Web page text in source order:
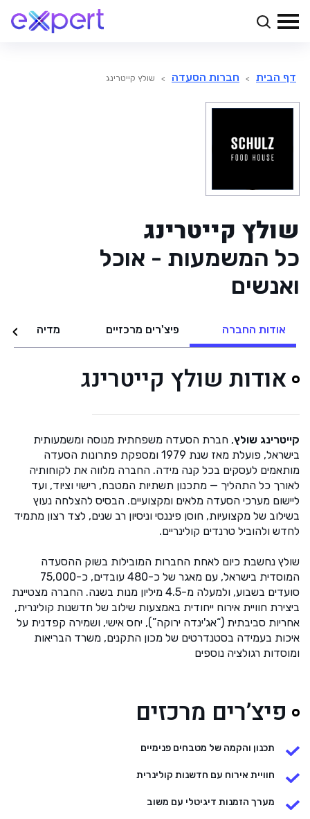
דף הבית > חברות הסעדה > שולץ קייטרינג
שולץ קייטרינג
כל המשמעות - אוכל
ואנשים
אודות החברה פיצ'רים מרכזיים מדיה
אודות שולץ קייטרינג
קייטרינג שולץ, חברת הסעדה משפחתית מנוסה ומשמעותית
בישראל, פועלת מאז שנת 1979 ומספקת פתרונות הסעדה
מותאמים לעסקים בכל קנה מידה. החברה מלווה את לקוחותיה
לאורך כל התהליך — מתכנון תשתיות המטבח, רישוי וציוד, ועד
ליישום מערכי הסעדה מלאים ומקצועיים. הבסיס להצלחה נעוץ
בשילוב של מקצועיות, חוסן פיננסי וניסיון רב שנים, לצד רצון מתמיד
לחדש ולהוביל טרנדים קולינריים.
שולץ נחשבת כיום לאחת החברות המובילות בשוק ההסעדה
המוסדית בישראל, עם מאגר של כ-480 עובדים, כ-75,000
סועדים בשבוע, ולמעלה מ-4.5 מיליון מנות בשנה. החברה מצטיינת
ביצירת חוויית אירוח ייחודית באמצעות שילוב של חדשנות קולינרית,
אחריות סביבתית (“אג'ינדה ירוקה”), יחס אישי, ושמירה קפדנית על
איכות בעמידה בסטנדרטים של מכון התקנים, משרד הבריאות
ומוסדות רגולציה נוספים
פיצ’רים מרכזים
תכנון והקמה של מטבחים פנימיים
חוויית אירוח עם חדשנות קולינרית
מערך הזמנות דיגיטלי עם משוב